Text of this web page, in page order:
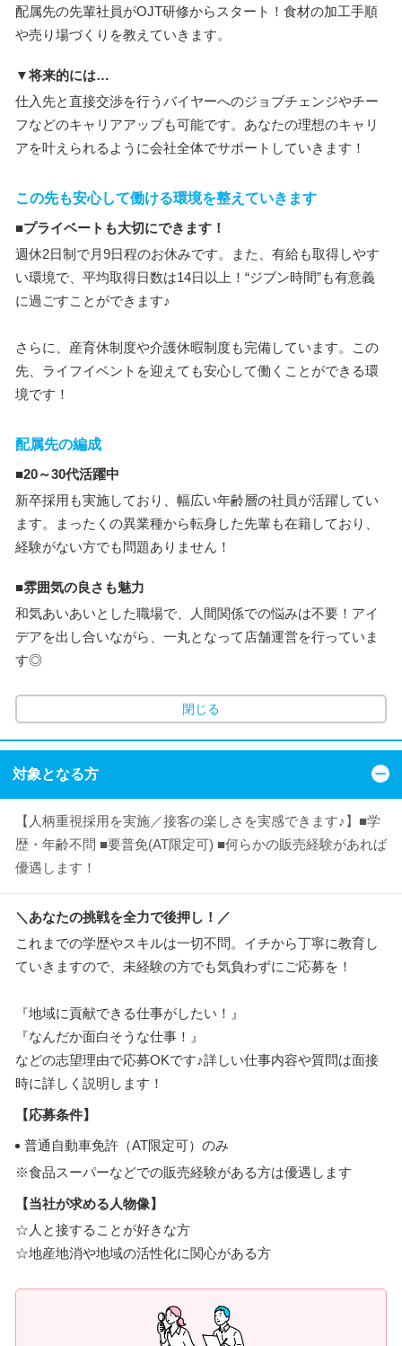
配属先の先輩社員がOJT研修からスタート！食材の加工手順
や売り場づくりを教えていきます。
▼将来的には…
仕入先と直接交渉を行うバイヤーへのジョブチェンジやチー
フなどのキャリアアップも可能です。あなたの理想のキャリ
アを叶えられるように会社全体でサポートしていきます！
この先も安心して働ける環境を整えていきます
■プライベートも大切にできます！
週休2日制で月9日程のお休みです。また、有給も取得しやす
い環境で、平均取得日数は14日以上！“ジブン時間”も有意義
に過ごすことができます♪
さらに、産育休制度や介護休暇制度も完備しています。この
先、ライフイベントを迎えても安心して働くことができる環
境です！
配属先の編成
■20～30代活躍中
新卒採用も実施しており、幅広い年齢層の社員が活躍してい
ます。まったくの異業種から転身した先輩も在籍しており、
経験がない方でも問題ありません！
■雰囲気の良さも魅力
和気あいあいとした職場で、人間関係での悩みは不要！アイ
デアを出し合いながら、一丸となって店舗運営を行っていま
す◎
閉じる
対象となる方
【人柄重視採用を実施／接客の楽しさを実感できます♪】■学
歴・年齢不問 ■要普免(AT限定可) ■何らかの販売経験があれば
優遇します！
＼あなたの挑戦を全力で後押し！／
これまでの学歴やスキルは一切不問。イチから丁寧に教育し
ていきますので、未経験の方でも気負わずにご応募を！
『地域に貢献できる仕事がしたい！』
『なんだか面白そうな仕事！』
などの志望理由で応募OKです♪詳しい仕事内容や質問は面接
時に詳しく説明します！
【応募条件】
普通自動車免許（AT限定可）のみ
※食品スーパーなどでの販売経験がある方は優遇します
【当社が求める人物像】
☆人と接することが好きな方
☆地産地消や地域の活性化に関心がある方